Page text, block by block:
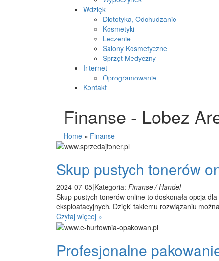
Wdzięk
Dietetyka, Odchudzanie
Kosmetyki
Leczenie
Salony Kosmetyczne
Sprzęt Medyczny
Internet
Oprogramowanie
Kontakt
Finanse - Lobez
Home » Finanse
Skup pustych tonerów
2024-07-05|Kategoria: Finanse / Handel
Skup pustych tonerów online to doskonała opcja
eksploatacyjnych. Dzięki takiemu rozwiązaniu
Czytaj więcej »
Profesjonalne